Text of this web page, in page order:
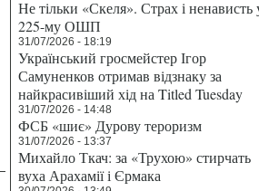
Не тільки «Скеля». Страх і ненависть
225-му ОШП
31/07/2026 - 18:19
Український гросмейстер Ігор
Самуненков отримав відзнаку за
найкрасивіший хід на Titled Tuesday
31/07/2026 - 14:48
ФСБ «шиє» Дурову тероризм
31/07/2026 - 13:37
Михайло Ткач: за «Трухою» стирчать
вуха Арахамії і Єрмака